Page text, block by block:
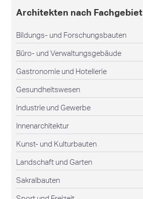
Architekten nach Fachgebiet
Bildungs- und Forschungsbauten
Büro- und Verwaltungsgebäude
Gastronomie und Hotellerie
Gesundheitswesen
Industrie und Gewerbe
Innenarchitektur
Kunst- und Kulturbauten
Landschaft und Garten
Sakralbauten